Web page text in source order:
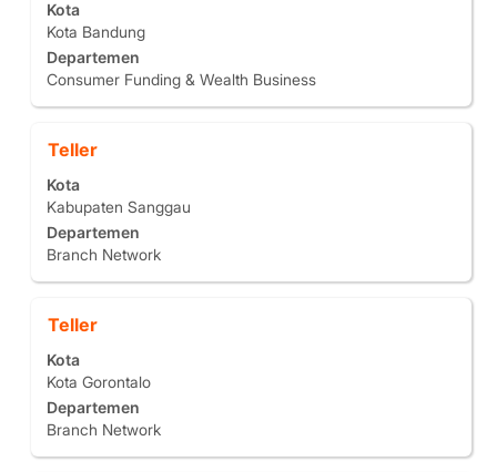
tersebut.
Kota
Kota Bandung
Departemen
Consumer Funding & Wealth Business
bilah
spasi
untuk
melihat
konten
informasi
tersebut.
Jabatan
Teller
Kota
Kabupaten Sanggau
Departemen
Branch Network
Pilih
bilah
spasi
untuk
melihat
konten
informasi
tersebut.
Jabatan
Teller
Kota
Kota Gorontalo
Departemen
Branch Network
Pilih
bilah
spasi
untuk
melihat
konten